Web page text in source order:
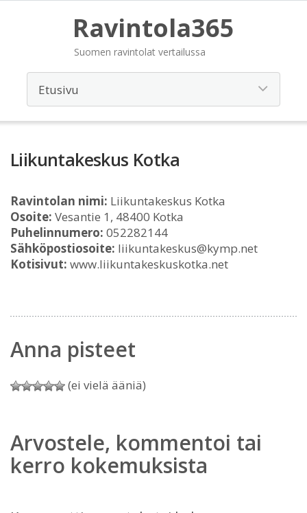
Ravintola365
Suomen ravintolat vertailussa
Liikuntakeskus Kotka
Ravintolan nimi: Liikuntakeskus Kotka
Osoite: Vesantie 1, 48400 Kotka
Puhelinnumero: 052282144
Sähköpostiosoite: liikuntakeskus@kymp.net
Kotisivut: www.liikuntakeskuskotka.net
Anna pisteet
(ei vielä ääniä)
Arvostele, kommentoi tai
kerro kokemuksista